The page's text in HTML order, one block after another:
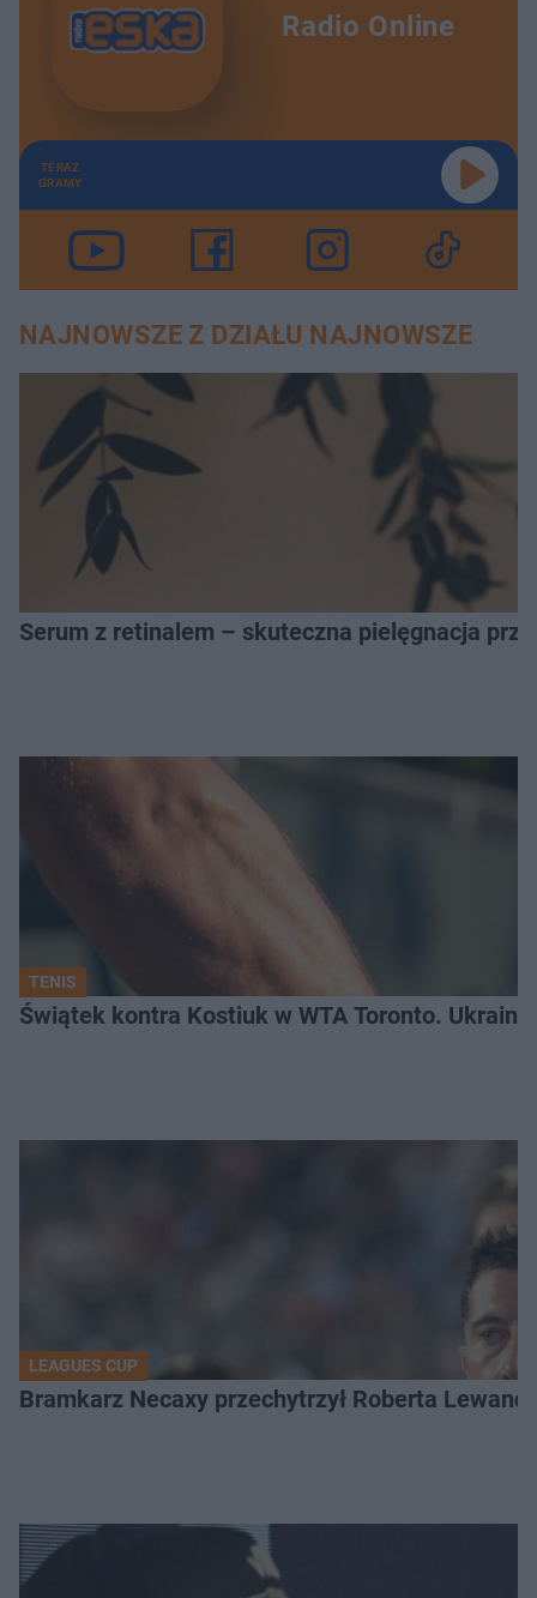
Radio Online
TERAZ
GRAMY
NAJNOWSZE Z DZIAŁU NAJNOWSZE
Serum z retinalem – skuteczna pielęgnacja
TENIS
Świątek kontra Kostiuk w WTA Toronto.
LEAGUES CUP
Bramkarz Necaxy przechytrzył Roberta